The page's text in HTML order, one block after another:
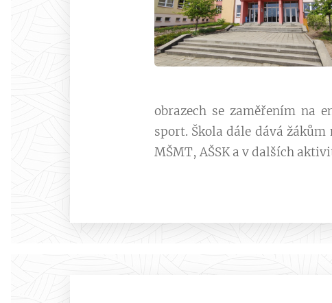
obrazech se zaměřením na
sport. Škola dále dává
MŠMT, AŠSK a v dalších